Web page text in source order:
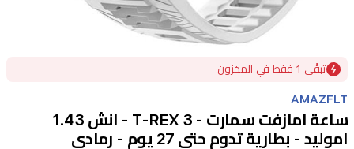
1
تبقًى 1 فقط في المخزون
AMAZFLT
ساعة امازفت سمارت - T-REX 3 - انش 1.43
اموليد - بطارية تدوم حتى 27 يوم - رمادي